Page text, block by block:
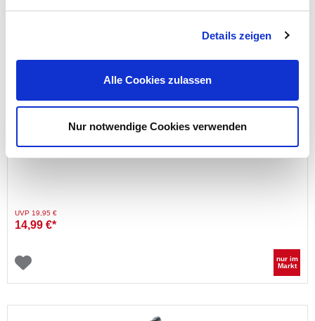
Details zeigen
Alle Cookies zulassen
Nur notwendige Cookies verwenden
eisl Handbrause PARMA verchromt mit 8 Funktionen
Preis reduziert von
UVP 19,95 €auf
14,99 €*
nur im
Markt